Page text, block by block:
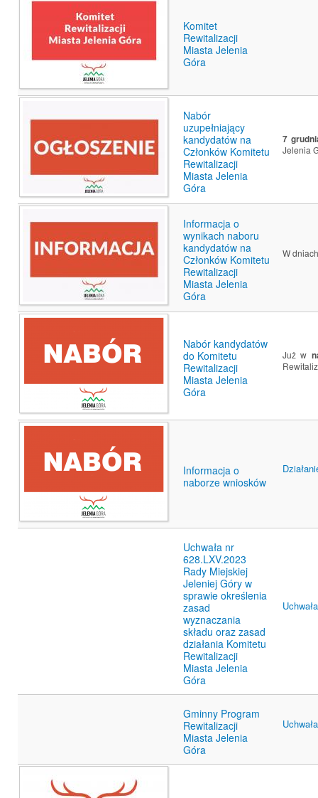
Komitet
Rewitalizacji
Miasta Jelenia
Góra
Nabór
uzupełniający
kandydatów na
Członków Komitetu
Rewitalizacji
Miasta Jelenia
Góra
7
Jelenia
Informacja o
wynikach naboru
kandydatów na
Członków Komitetu
Rewitalizacji
Miasta Jelenia
Góra
W
Nabór kandydatów
do Komitetu
Rewitalizacji
Miasta Jelenia
Góra
Już w
Informacja o
naborze wniosków
Uchwała nr
628.LXV.2023
Rady Miejskiej
Jeleniej Góry w
sprawie określenia
zasad
wyznaczania
składu oraz zasad
działania Komitetu
Rewitalizacji
Miasta Jelenia
Góra
Gminny Program
Rewitalizacji
Miasta Jelenia
Góra